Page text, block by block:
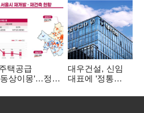
택공급
상이몽'…정부
으면 '공수표'
대우건설, 신임
대표에 '정통
부사장 내정